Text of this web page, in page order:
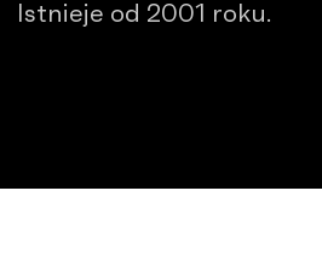
Istnieje od 2001 roku.